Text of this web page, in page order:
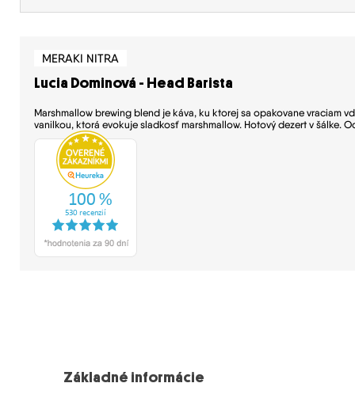
MERAKI NITRA
Lucia Dominová - Head Barista
Marshmallow brewing blend je káva, ku ktorej sa opakovane vraciam
vanilkou, ktorá evokuje sladkosť marshmallow. Hotový dezert v šálke.
Základné informácie